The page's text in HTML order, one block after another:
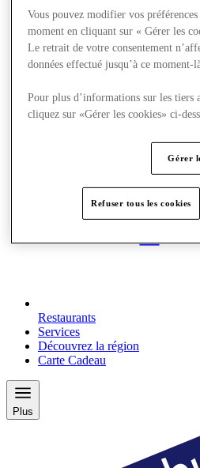
Restaurants
Services
Découvrez la région
Carte Cadeau
Plus
Vous pouvez modifier vos
moment en cliquant sur « Gérer les
Le retrait de votre consentement
données effectué jusqu’à ce moment-
Pour plus d’informations sur les tiers
cliquez sur «Gérer les cookies» ci-
Gérer
Refuser tous les cookies